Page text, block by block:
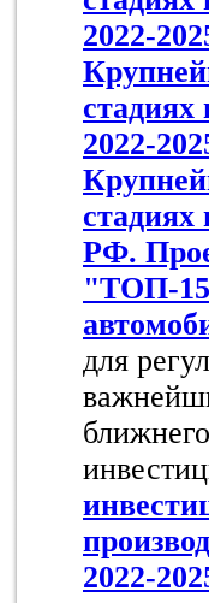
2022-
2022-
стадиях
РФ.
"ТОП-
для
2022-